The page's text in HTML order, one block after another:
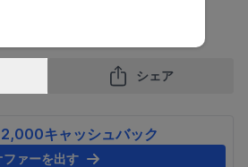
シェア
キャッシュバック
ファーを出す